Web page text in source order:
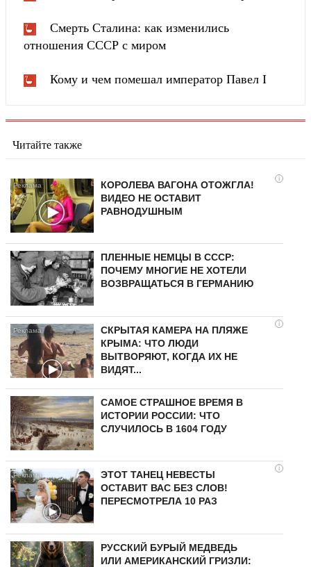
Смерть Сталина: как изменились
отношения СССР с миром
Кому и чем помешал император Павел I
Читайте также
i
КОРОЛЕВА ВАГОНА ОТОЖГЛА!
ВИДЕО НЕ ОСТАВИТ
РАВНОДУШНЫМ
ПЛЕННЫЕ НЕМЦЫ В СССР:
ПОЧЕМУ МНОГИЕ НЕ ХОТЕЛИ
ВОЗВРАЩАТЬСЯ В ГЕРМАНИЮ
i
СКРЫТАЯ КАМЕРА НА ПЛЯЖЕ
КРЫМА: ЧТО ЛЮДИ
ВЫТВОРЯЮТ, КОГДА ИХ НЕ
ВИДЯТ...
САМОЕ СТРАШНОЕ ВРЕМЯ В
ИСТОРИИ РОССИИ: ЧТО
СЛУЧИЛОСЬ В 1604 ГОДУ
i
ЭТОТ ТАНЕЦ НЕВЕСТЫ
ОСТАВИТ ВАС БЕЗ СЛОВ!
ПЕРЕСМОТРЕЛА 10 РАЗ
РУССКИЙ БУРЫЙ МЕДВЕДЬ
ИЛИ АМЕРИКАНСКИЙ ГРИЗЛИ: